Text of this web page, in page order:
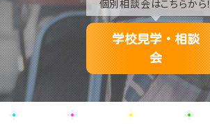
個別相談会はこちらから！
学校見学・相談
会